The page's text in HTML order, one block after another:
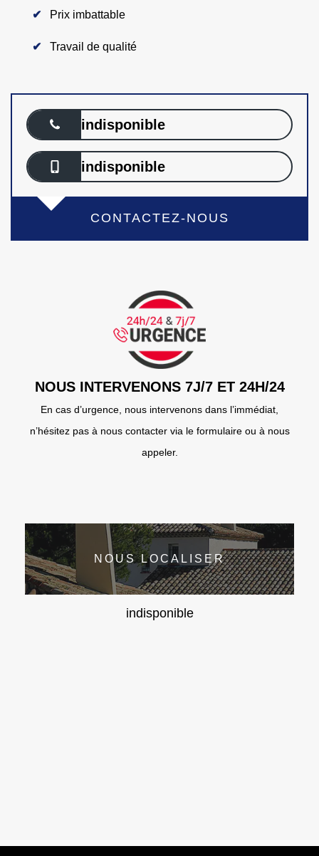
Prix imbattable
Travail de qualité
indisponible
indisponible
CONTACTEZ-NOUS
NOUS INTERVENONS 7J/7 ET 24H/24
En cas d’urgence, nous intervenons dans l’immédiat,
n’hésitez pas à nous contacter via le formulaire ou à nous
appeler.
NOUS LOCALISER
indisponible